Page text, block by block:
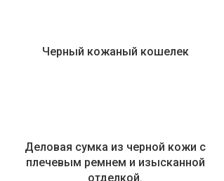
Черный кожаный кошелек
Деловая сумка из черной кожи с
плечевым ремнем и изысканной
отделкой.